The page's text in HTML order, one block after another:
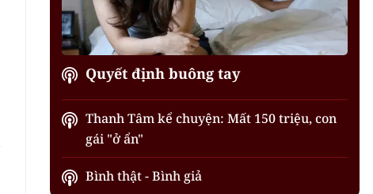
Quyết định buông tay
Thanh Tâm kể chuyện: Mất 150 triệu, con
gái "ở ẩn"
Bình thật - Bình giả